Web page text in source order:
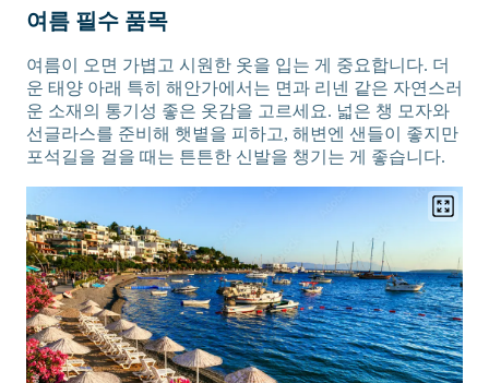
여름 필수 품목
여름이 오면 가볍고 시원한 옷을 입는 게 중요합니다. 더
운 태양 아래 특히 해안가에서는 면과 리넨 같은 자연스러
운 소재의 통기성 좋은 옷감을 고르세요. 넓은 챙 모자와
선글라스를 준비해 햇볕을 피하고, 해변엔 샌들이 좋지만
포석길을 걸을 때는 튼튼한 신발을 챙기는 게 좋습니다.